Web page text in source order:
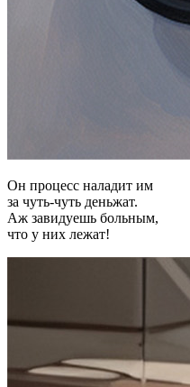
Он процесс наладит им
за чуть-чуть деньжат.
Аж завидуешь больным,
что у них лежат!